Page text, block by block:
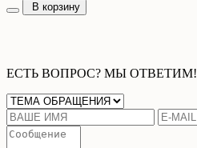
В корзину
ЕСТЬ ВОПРОС? МЫ ОТВЕТИМ!